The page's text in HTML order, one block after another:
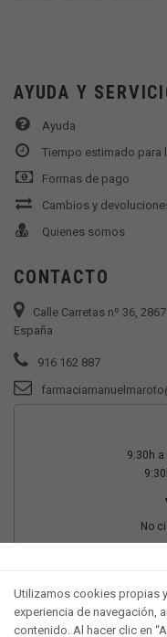
AYUDA Y
Ayuda
Tiempo estimado para
Formas de pago
Cambios y
Quienes somos
CONTACTO
Calle Carretas nº 36,
España
916 162 887
9:30h
No
Utilizamos cookies propias
experiencia de navegación,
contenido. Al hacer clic en